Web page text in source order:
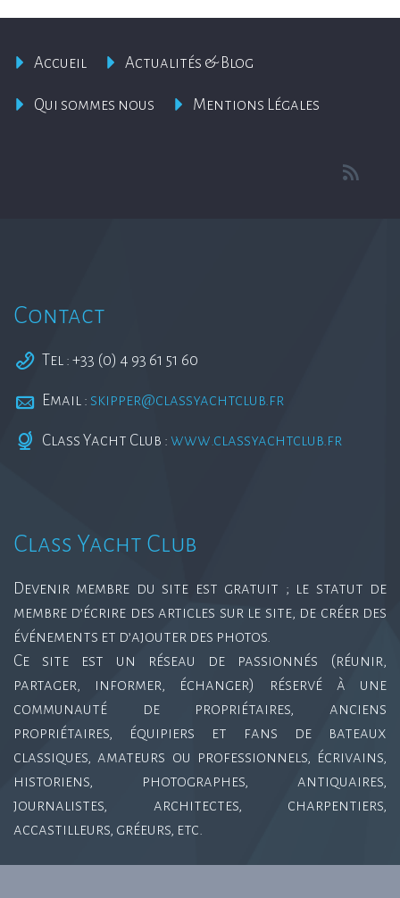
Accueil Actualités & Blog
Qui sommes nous Mentions Légales
Contact
Tel : +33 (0) 4 93 61 51 60
Email : skipper@classyachtclub.fr
Class Yacht Club : www.classyachtclub.fr
Class Yacht Club
Devenir membre du site est gratuit ; le statut de
membre d’écrire des articles sur le site, de créer des
événements et d’ajouter des photos.
Ce site est un réseau de passionnés (réunir,
partager, informer, échanger) réservé à une
communauté de propriétaires, anciens
propriétaires, équipiers et fans de bateaux
classiques, amateurs ou professionnels, écrivains,
historiens, photographes, antiquaires,
journalistes, architectes, charpentiers,
accastilleurs, gréeurs, etc.